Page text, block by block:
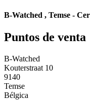
B-Watched , Temse -
Puntos de venta
B-Watched
Kouterstraat 10
9140
Temse
Bélgica